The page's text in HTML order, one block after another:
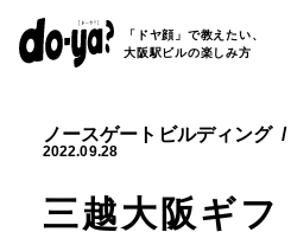
「ドヤ顔」で教えたい、
大阪駅ビルの楽しみ方
ノースゲートビルディング
2022.09.28
三越大阪ギ